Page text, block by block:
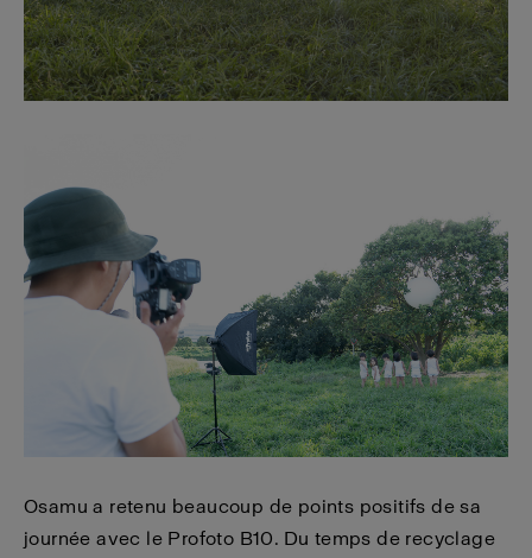
Osamu a retenu beaucoup de points positifs de sa
journée avec le Profoto B10. Du temps de recyclage